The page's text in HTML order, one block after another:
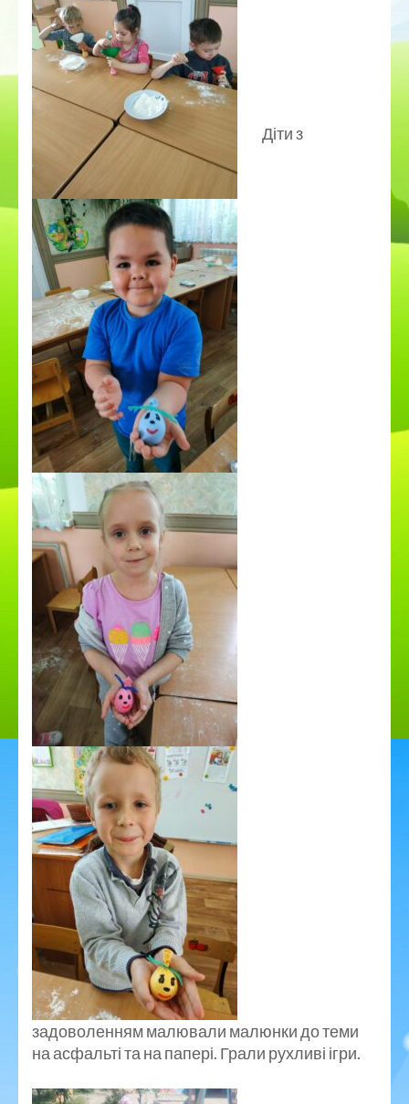
Діти з
задоволенням малювали малюнки до теми
на асфальті та на папері. Грали рухливі ігри.